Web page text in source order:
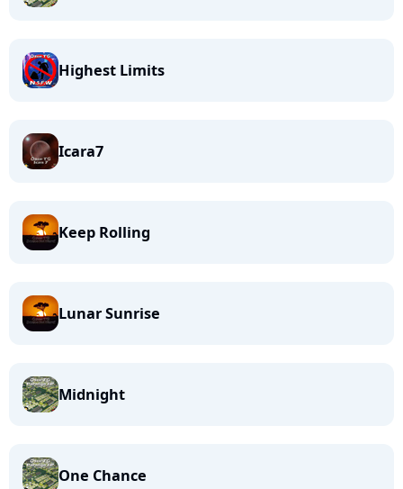
Highest Limits
Icara7
Keep Rolling
Lunar Sunrise
Midnight
One Chance